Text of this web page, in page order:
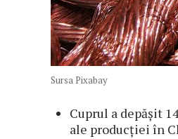
Sursa Pixabay
Cuprul a depășit
ale producției în